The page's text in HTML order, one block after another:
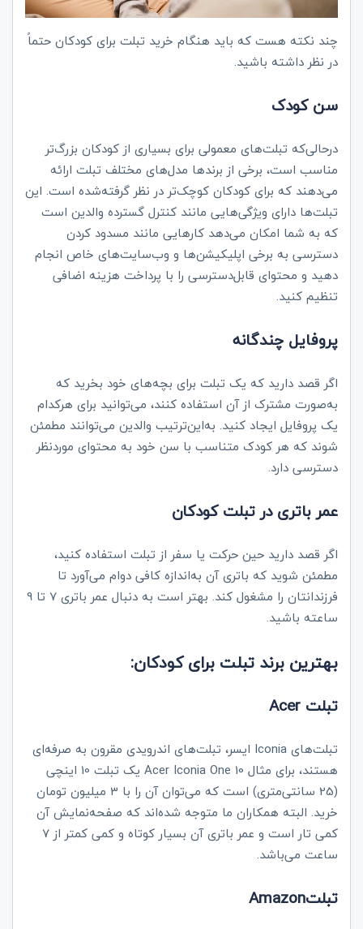
چند نکته هست که باید هنگام خرید تبلت برای کودکان حتماً
در نظر داشته باشید.
سن کودک
درحالی‌که تبلت‌های معمولی برای بسیاری از کودکان بزرگ‌تر
مناسب است، برخی از برندها مدل‌های مختلف تبلت ارائه
می‌دهند که برای کودکان کوچک‌تر در نظر گرفته‌شده است. این
تبلت‌ها دارای ویژگی‌هایی مانند کنترل گسترده والدین است
که به شما امکان می‌دهد کارهایی مانند مسدود کردن
دسترسی به برخی اپلیکیشن‌ها و وب‌سایت‌های خاص انجام
دهید و محتوای قابل‌دسترسی را با پرداخت هزینه اضافی
تنظیم کنید.
پروفایل چندگانه
اگر قصد دارید که یک تبلت برای بچه‌های خود بخرید که
به‌صورت مشترک از آن استفاده کنند، می‌توانید برای هرکدام
یک پروفایل ایجاد کنید. به‌این‌ترتیب والدین می‌توانند مطمئن
شوند که هر کودک متناسب با سن خود به محتوای موردنظر
دسترسی دارد.
عمر باتری در تبلت کودکان
اگر قصد دارید حین حرکت یا سفر از تبلت استفاده کنید،
مطمئن شوید که باتری آن به‌اندازه کافی دوام می‌آورد تا
فرزندانتان را مشغول کند. بهتر است به دنبال عمر باتری 7 تا 9
ساعته باشید.
بهترین برند تبلت برای کودکان:
Acer تبلت
تبلت‌هایIconia ایسر، تبلت‌های اندرویدی مقرون به صرفه‌ای
هستند، برای مثال Acer Iconia One 10
یک تبلت 10 اینچی
(25 سانتی‌متری) است که می‌توان آن را با 3 میلیون تومان
خرید. البته همکاران ما متوجه شده‌اند که صفحه‌نمایش آن
کمی تار است و عمر باتری آن بسیار کوتاه و کمی کمتر از 7
ساعت می‌باشد.
Amazonتبلت